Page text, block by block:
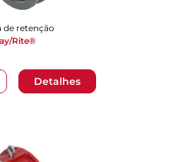
Detalhes
de retenção
Rite®